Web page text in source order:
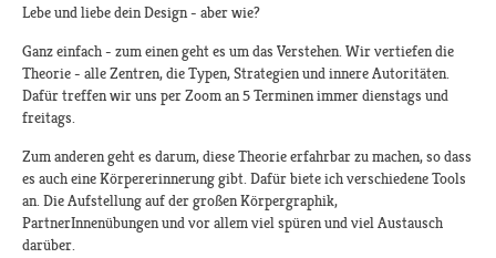
Lebe und liebe dein Design - aber wie?
Ganz einfach - zum einen geht es um das Verstehen. Wir vertiefen die
Theorie - alle Zentren, die Typen, Strategien und innere Autoritäten.
Dafür treffen wir uns per Zoom an 5 Terminen immer dienstags und
freitags.
Zum anderen geht es darum, diese Theorie erfahrbar zu machen, so dass
es auch eine Körpererinnerung gibt. Dafür biete ich verschiedene Tools
an. Die Aufstellung auf der großen Körpergraphik,
PartnerInnenübungen und vor allem viel spüren und viel Austausch
darüber.